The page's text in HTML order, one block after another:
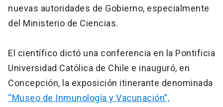
nuevas autoridades de Gobierno, especialmente
del Ministerio de Ciencias.
El científico dictó una conferencia en la Pontificia
Universidad Católica de Chile e inauguró, en
Concepción, la exposición itinerante denominada
“Museo de Inmunología y Vacunación”,